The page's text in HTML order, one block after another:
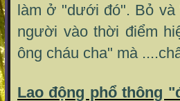
làm ở "dưới đó". Bỏ
người vào thời điểm
ông cháu cha" mà
Lao động phổ thông